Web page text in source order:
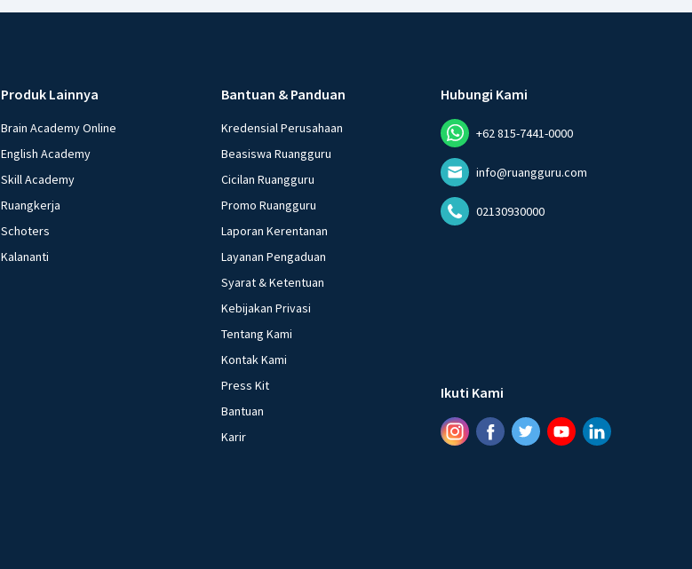
Produk Lainnya
Brain Academy Online
English Academy
Skill Academy
Ruangkerja
Schoters
Kalananti
Bantuan & Panduan
Kredensial Perusahaan
Beasiswa Ruangguru
Cicilan Ruangguru
Promo Ruangguru
Laporan Kerentanan
Layanan Pengaduan
Syarat & Ketentuan
Kebijakan Privasi
Tentang Kami
Kontak Kami
Press Kit
Bantuan
Karir
Hubungi Kami
+62 815-7441-0000
info@ruangguru.com
02130930000
Ikuti Kami